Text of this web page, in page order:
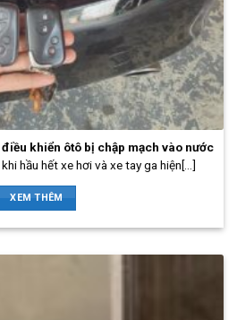
khiển ôtô bị chập mạch vào nước
hầu hết xe hơi và xe tay ga hiện[...]
XEM THÊM